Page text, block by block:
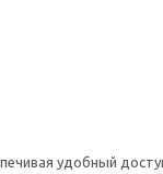
удобный